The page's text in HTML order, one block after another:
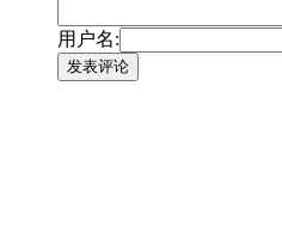
用户名:
发表评论